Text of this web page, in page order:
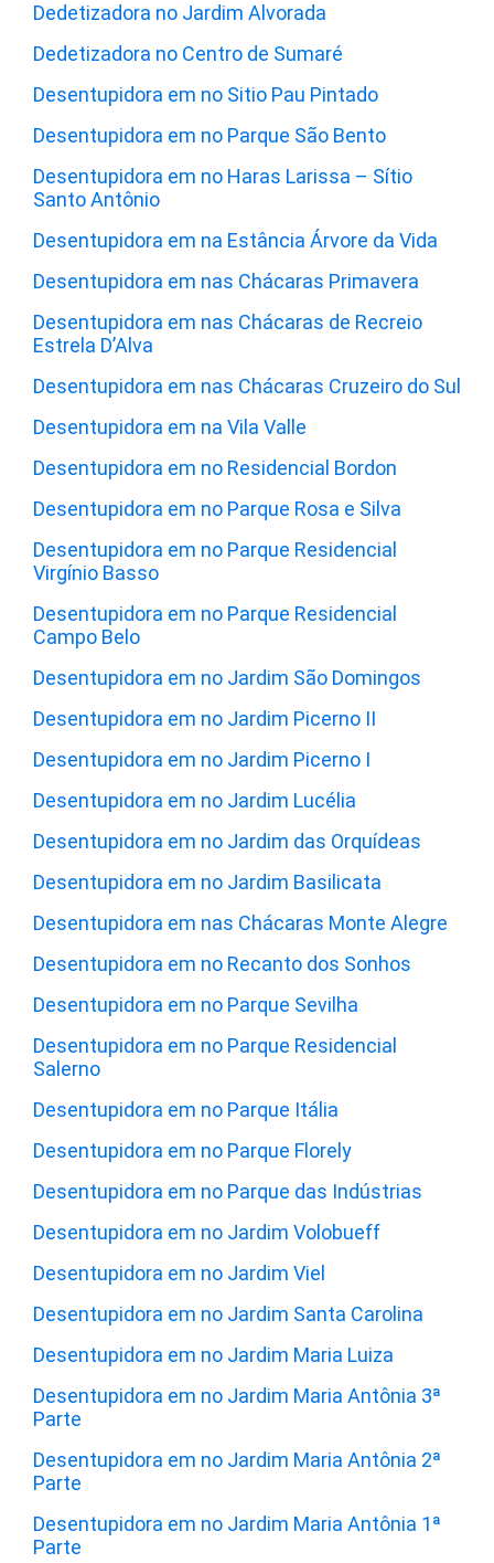
Dedetizadora no Jardim Alvorada
Dedetizadora no Centro de Sumaré
Desentupidora em no Sitio Pau Pintado
Desentupidora em no Parque São Bento
Desentupidora em no Haras Larissa – Sítio
Santo Antônio
Desentupidora em na Estância Árvore da Vida
Desentupidora em nas Chácaras Primavera
Desentupidora em nas Chácaras de Recreio
Estrela D’Alva
Desentupidora em nas Chácaras Cruzeiro do Sul
Desentupidora em na Vila Valle
Desentupidora em no Residencial Bordon
Desentupidora em no Parque Rosa e Silva
Desentupidora em no Parque Residencial
Virgínio Basso
Desentupidora em no Parque Residencial
Campo Belo
Desentupidora em no Jardim São Domingos
Desentupidora em no Jardim Picerno II
Desentupidora em no Jardim Picerno I
Desentupidora em no Jardim Lucélia
Desentupidora em no Jardim das Orquídeas
Desentupidora em no Jardim Basilicata
Desentupidora em nas Chácaras Monte Alegre
Desentupidora em no Recanto dos Sonhos
Desentupidora em no Parque Sevilha
Desentupidora em no Parque Residencial
Salerno
Desentupidora em no Parque Itália
Desentupidora em no Parque Florely
Desentupidora em no Parque das Indústrias
Desentupidora em no Jardim Volobueff
Desentupidora em no Jardim Viel
Desentupidora em no Jardim Santa Carolina
Desentupidora em no Jardim Maria Luiza
Desentupidora em no Jardim Maria Antônia 3ª
Parte
Desentupidora em no Jardim Maria Antônia 2ª
Parte
Desentupidora em no Jardim Maria Antônia 1ª
Parte